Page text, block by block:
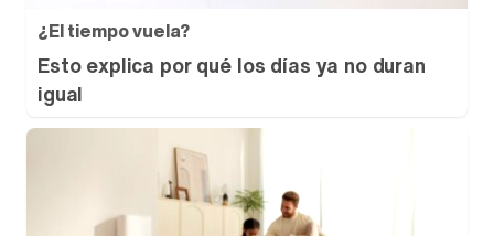
¿El tiempo vuela?
Esto explica por qué los días ya no duran
igual